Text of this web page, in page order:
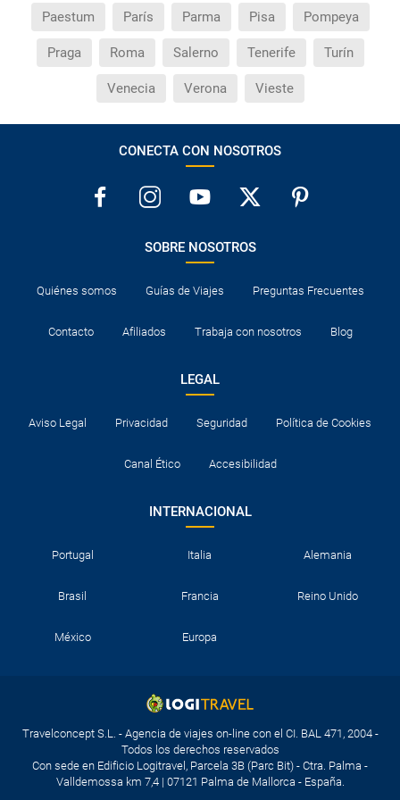
Paestum París Parma Pisa Pompeya
Praga Roma Salerno Tenerife Turín
Venecia Verona Vieste
CONECTA CON NOSOTROS
SOBRE NOSOTROS
Quiénes somos Guías de Viajes Preguntas Frecuentes
Contacto Afiliados Trabaja con nosotros Blog
LEGAL
Aviso Legal Privacidad Seguridad Política de Cookies
Canal Ético Accesibilidad
INTERNACIONAL
Portugal Italia Alemania
Brasil Francia Reino Unido
México Europa
Travelconcept S.L. - Agencia de viajes on-line con el CI. BAL 471, 2004 -
Todos los derechos reservados
Con sede en Edificio Logitravel, Parcela 3B (Parc Bit) - Ctra. Palma -
Valldemossa km 7,4 | 07121 Palma de Mallorca - España.